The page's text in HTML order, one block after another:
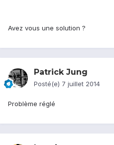
Avez vous une solution ?
Patrick Jung
Posté(e) 7 juillet 2014
Problème réglé